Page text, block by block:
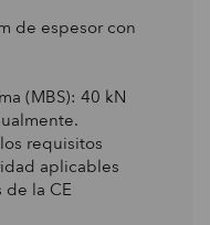
de espesor con
(MBS): 40 kN
requisitos
aplicables
de la CE